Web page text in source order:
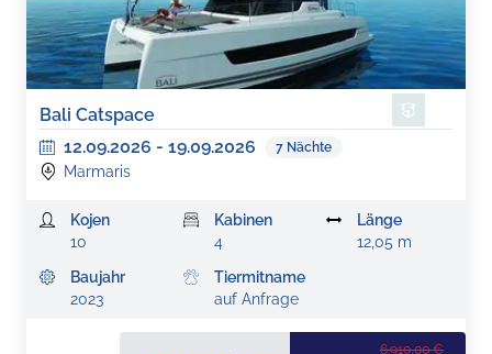
Bali Catspace
12.09.2026 - 19.09.2026 7 Nächte
Marmaris
Kojen
10
Kabinen
4
Länge
12,05 m
Baujahr
2023
Tiermitname
auf Anfrage
6.910,00 €